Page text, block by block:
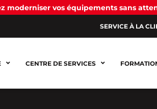
moderniser vos équipements sans
SERVICE À LA
CENTRE DE SERVICES